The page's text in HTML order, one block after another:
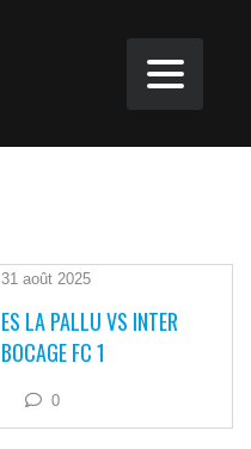
31 août 2025
ES LA PALLU VS INTER
BOCAGE FC 1
0